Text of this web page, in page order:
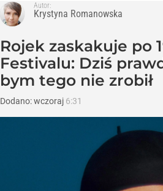
Autor:
Krystyna Romanowska
Rojek zaskakuje po
Festivalu: Dziś
bym tego nie zrobił
Dodano:wczoraj 6:31